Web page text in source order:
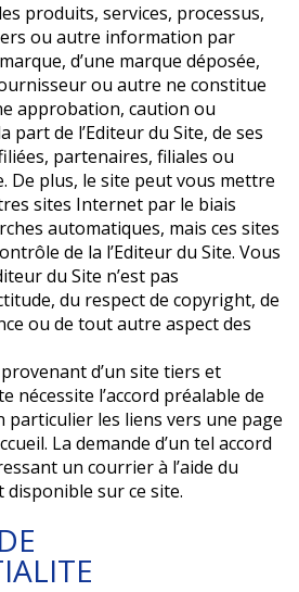
produits, services, processus,
ou autre information par
d’une marque déposée,
ou autre ne constitue
approbation, caution ou
part de l’Editeur du Site, de ses
partenaires, filiales ou
De plus, le site peut vous mettre
sites Internet par le biais
automatiques, mais ces sites
de la l’Editeur du Site. Vous
du Site n’est pas
du respect de copyright, de
ou de tout autre aspect des
d’un site tiers et
nécessite l’accord préalable de
particulier les liens vers une page
La demande d’un tel accord
un courrier à l’aide du
sur ce site.